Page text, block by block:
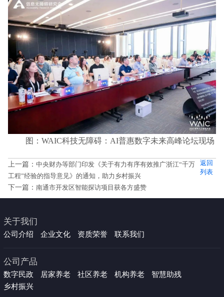
图：WAIC科技无障碍：AI普惠数字未来高峰论坛现场
上一篇：中央财办等部门印发《关于有力有序有效推广浙江“千万
工程”经验的指导意见》的通知，助力乡村振兴
下一篇：南通市开发区智能探访项目获各方盛赞
返回
列表
关于我们
公司介绍 企业文化 资质荣誉 联系我们
公司产品
数字民政 居家养老 社区养老 机构养老
智慧助残
乡村振兴